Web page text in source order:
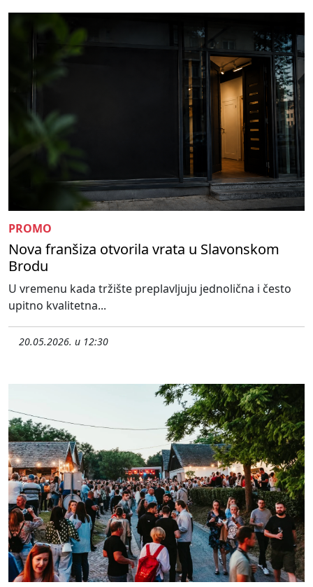
PROMO
Nova franšiza otvorila vrata u Slavonskom
Brodu
U vremenu kada tržište preplavljuju jednolična i često
upitno kvalitetna...
20.05.2026. u 12:30